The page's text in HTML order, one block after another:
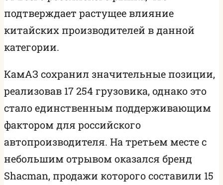
подтверждает растущее влияние
китайских производителей в данной
категории.
КамАЗ сохранил значительные позиции,
реализовав 17 254 грузовика, однако это
стало единственным поддерживающим
фактором для российского
автопроизводителя. На третьем месте с
небольшим отрывом оказался бренд
Shacman, продажи которого составили 15